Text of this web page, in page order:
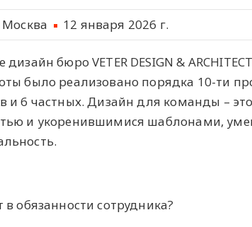
Москва 12 января 2026 г.
дизайн бюро VETER DESIGN &
было реализовано порядка 10-ти
и 6 частных. Дизайн для команды –
и укоренившимися шаблонами,
в обязанности сотрудника?